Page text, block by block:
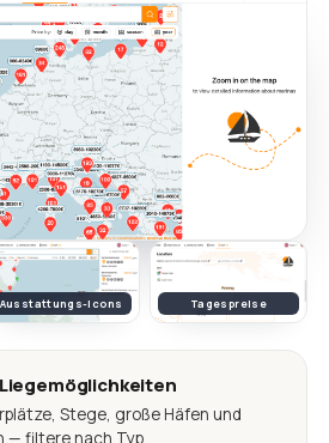
Ausstattungs-Icons Tagespreise
Stege, große Häfen und
— filtere nach Typ.